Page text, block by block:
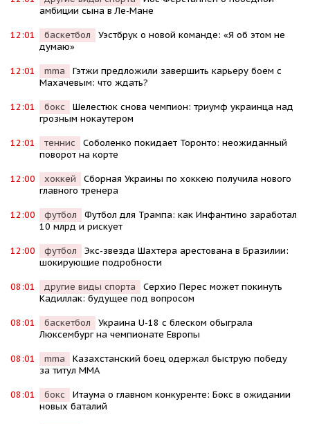
амбиции сына в Ле-Мане
12:01 баскетбол
Уэстбрук о новой команде: «Я об этом не
думаю»
12:01 mma
Гэтжи предложили завершить карьеру боем с
Махачевым: что ждать?
12:01 бокс
Шелестюк снова чемпион: триумф украинца над
грозным нокаутером
12:01 теннис
Соболенко покидает Торонто: неожиданный
поворот на корте
12:00 хоккей
Сборная Украины по хоккею получила нового
главного тренера
12:00 футбол
Футбол для Трампа: как Инфантино заработал
10 млрд и рискует
12:00 футбол
Экс-звезда Шахтера арестована в Бразилии:
шокирующие подробности
08:01 другие виды спорта
Серхио Перес может покинуть
Кадиллак: будущее под вопросом
08:01 баскетбол
Украина U-18 с блеском обыграла
Люксембург на чемпионате Европы
08:01 mma
Казахстанский боец одержал быструю победу
за титул MMA
08:01 бокс
Итаума о главном конкуренте: Бокс в ожидании
новых баталий